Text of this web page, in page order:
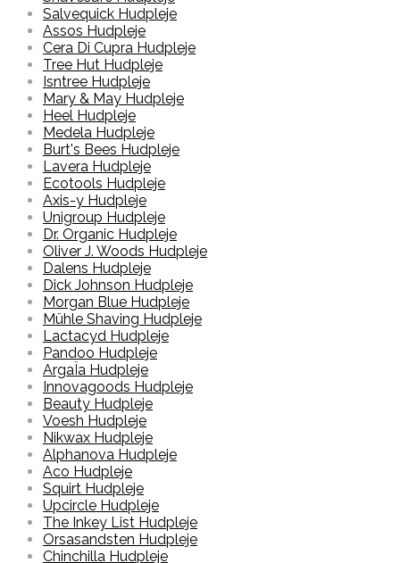
Salvequick Hudpleje
Assos Hudpleje
Cera Di Cupra Hudpleje
Tree Hut Hudpleje
Isntree Hudpleje
Mary & May Hudpleje
Heel Hudpleje
Medela Hudpleje
Burt's Bees Hudpleje
Lavera Hudpleje
Ecotools Hudpleje
Axis-y Hudpleje
Unigroup Hudpleje
Dr. Organic Hudpleje
Oliver J. Woods Hudpleje
Dalens Hudpleje
Dick Johnson Hudpleje
Morgan Blue Hudpleje
Mühle Shaving Hudpleje
Lactacyd Hudpleje
Pandoo Hudpleje
ArgaÏa Hudpleje
Innovagoods Hudpleje
Beauty Hudpleje
Voesh Hudpleje
Nikwax Hudpleje
Alphanova Hudpleje
Aco Hudpleje
Squirt Hudpleje
Upcircle Hudpleje
The Inkey List Hudpleje
Orsasandsten Hudpleje
Chinchilla Hudpleje